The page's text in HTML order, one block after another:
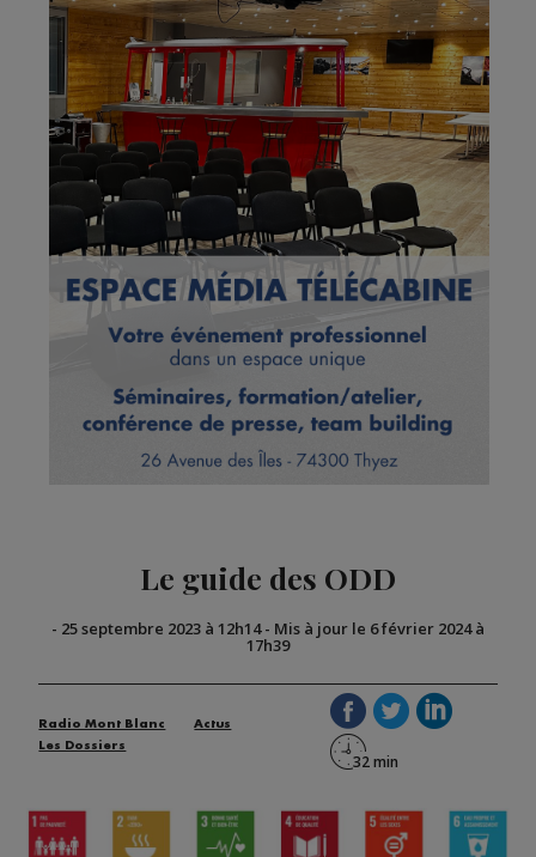
Le guide des ODD
- 25 septembre 2023 à 12h14- Mis à jour le 6 février 2024 à
17h39
Radio Mont Blanc
Actus
Les Dossiers